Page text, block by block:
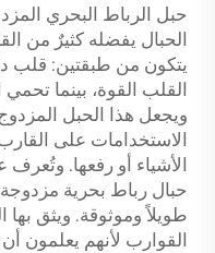
حبل الرباط البحري
الحبال يفضله كثيرٌ من
يتكون من طبقتين: قلب
القلب القوة، بينما
ويجعل هذا الحبل
الاستخدامات على
حبال رباط بحرية مزدوجة
طويلاً وموثوقة. ويثق
القوارب لأنهم يعلمون